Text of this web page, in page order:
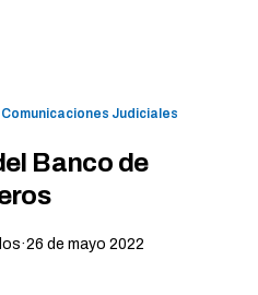
Comunicaciones Judiciales
Banco de
·26 de mayo 2022